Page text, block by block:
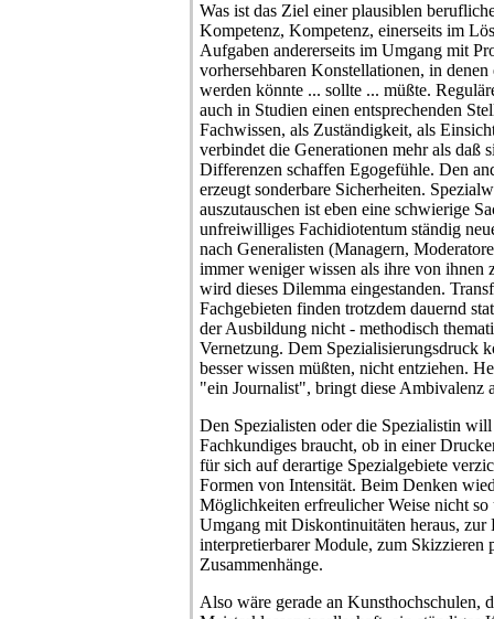
Was ist das Ziel einer plausiblen
Kompetenz, Kompetenz, einerseits im
Aufgaben andererseits im Umgang mit
vorhersehbaren Konstellationen, in denen
werden könnte ... sollte ... müßte.
auch in Studien einen entsprechenden
Fachwissen, als Zuständigkeit, als
verbindet die Generationen mehr als daß
Differenzen schaffen Egogefühle. Den
erzeugt sonderbare Sicherheiten.
auszutauschen ist eben eine schwierige
unfreiwilliges Fachidiotentum ständig
nach Generalisten (Managern,
immer weniger wissen als ihre von ihnen
wird dieses Dilemma eingestanden.
Fachgebieten finden trotzdem dauernd
der Ausbildung nicht - methodisch
Vernetzung. Dem Spezialisierungsdruck
besser wissen müßten, nicht entziehen.
"ein Journalist", bringt diese Ambivalenz
Den Spezialisten oder die Spezialistin
Fachkundiges braucht, ob in einer
für sich auf derartige Spezialgebiete
Formen von Intensität. Beim Denken
Möglichkeiten erfreulicher Weise nicht
Umgang mit Diskontinuitäten heraus,
interpretierbarer Module, zum Skizzieren
Zusammenhänge.
Also wäre gerade an Kunsthochschulen,